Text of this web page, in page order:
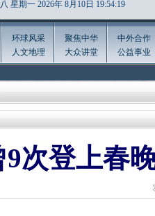
星期一 2026年 8月10日 19:54:21
环球风采
人文地理
聚焦中华
大众讲堂
中外合作
公益事业
9次登上春